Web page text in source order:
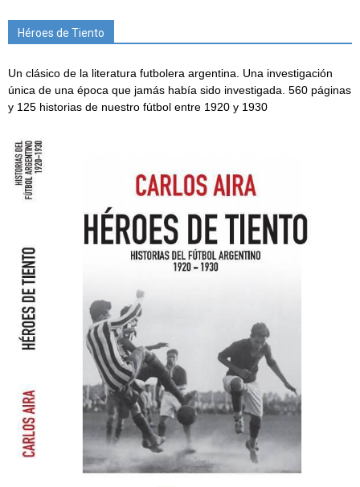
Héroes de Tiento
Un clásico de la literatura futbolera argentina. Una investigación
única de una época que jamás había sido investigada. 560 páginas
y 125 historias de nuestro fútbol entre 1920 y 1930